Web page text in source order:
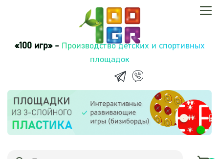
«100 игр» -Производство детских и спортивных
площадок